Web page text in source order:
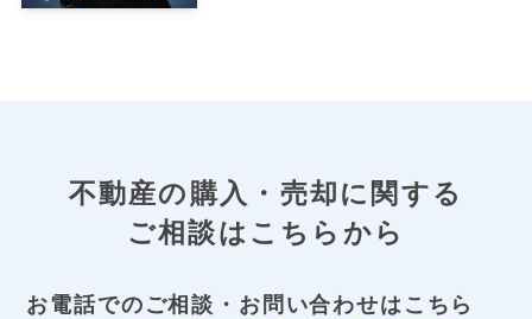
不動産の購入・売却に関する
ご相談はこちらから
お電話でのご相談・お問い合わせはこちら